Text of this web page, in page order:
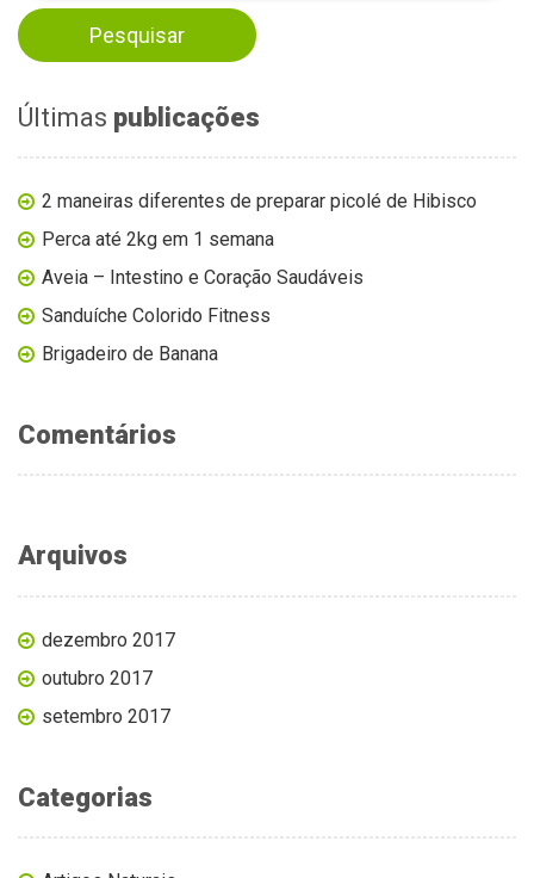
Últimas publicações
2 maneiras diferentes de preparar picolé de Hibisco
Perca até 2kg em 1 semana
Aveia – Intestino e Coração Saudáveis
Sanduíche Colorido Fitness
Brigadeiro de Banana
Comentários
Arquivos
dezembro 2017
outubro 2017
setembro 2017
Categorias